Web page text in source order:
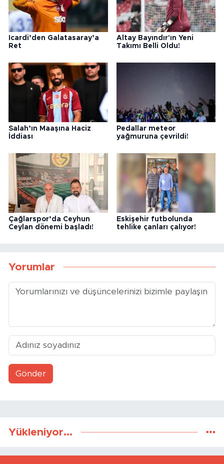
Icardi’den Galatasaray’a
Ret
Altay Bayındır'ın Yeni
Takımı Belli Oldu!
Salah’ın Maaşına Haciz
İddiası
Pedallar meteor
yağmuruna çevrildi!
Çağlarspor’da Ceyhun
Ceylan dönemi başladı!
Eskişehir futbolunda
tehlike çanları çalıyor!
Yorumlar
Gönder
Yükleniyor...